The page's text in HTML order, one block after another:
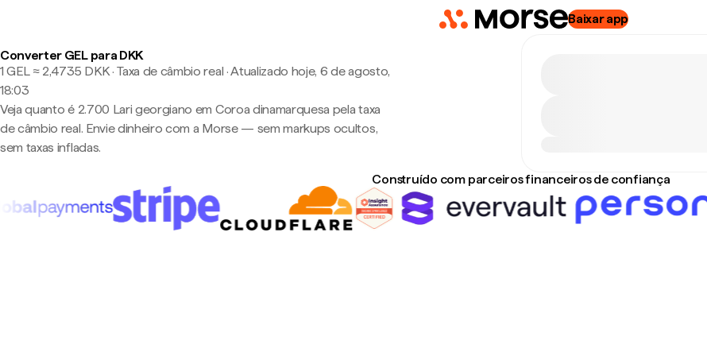
Baixar app
Converter GEL para DKK
1 GEL ≈ 2,4735 DKK · Taxa de câmbio real ·Atualizado hoje, 6 de agosto,
18:03
Veja quanto é 2.700 Lari georgiano em Coroa dinamarquesa pela taxa
de câmbio real. Envie dinheiro com a Morse — sem markups ocultos,
sem taxas infladas.
Construído com parceiros financeiros de confiança